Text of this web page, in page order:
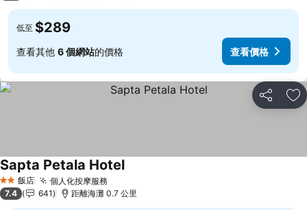
低至 $289
查看其他 6 個網站的價格 查看價格
分享 加
2 星級飯店 個人化按摩服務
Sapta Petala Hotel查看價格
7.4 641 距離海灘 0.7 公里